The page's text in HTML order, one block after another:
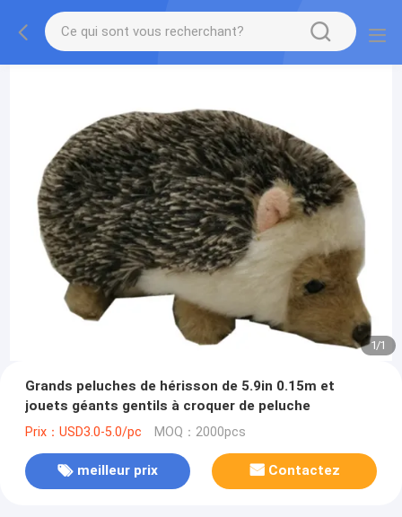
1/1
Grands peluches de hérisson de 5.9in 0.15m et
jouets géants gentils à croquer de peluche
Prix：USD3.0-5.0/pc MOQ：2000pcs
meilleur prix Contactez